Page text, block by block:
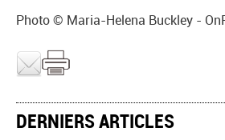
Photo © Maria-Helena Buckley -
DERNIERS ARTICLES